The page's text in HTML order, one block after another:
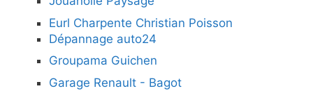
Eurl Charpente Christian Poisson
Dépannage auto24
Groupama Guichen
Garage Renault - Bagot